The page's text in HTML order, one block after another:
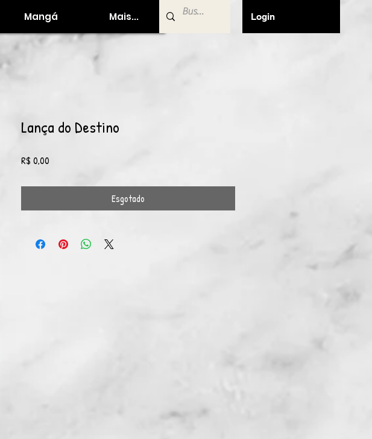
Mangá Mais... Login
Lança do Destino
R$ 0,00
Esgotado